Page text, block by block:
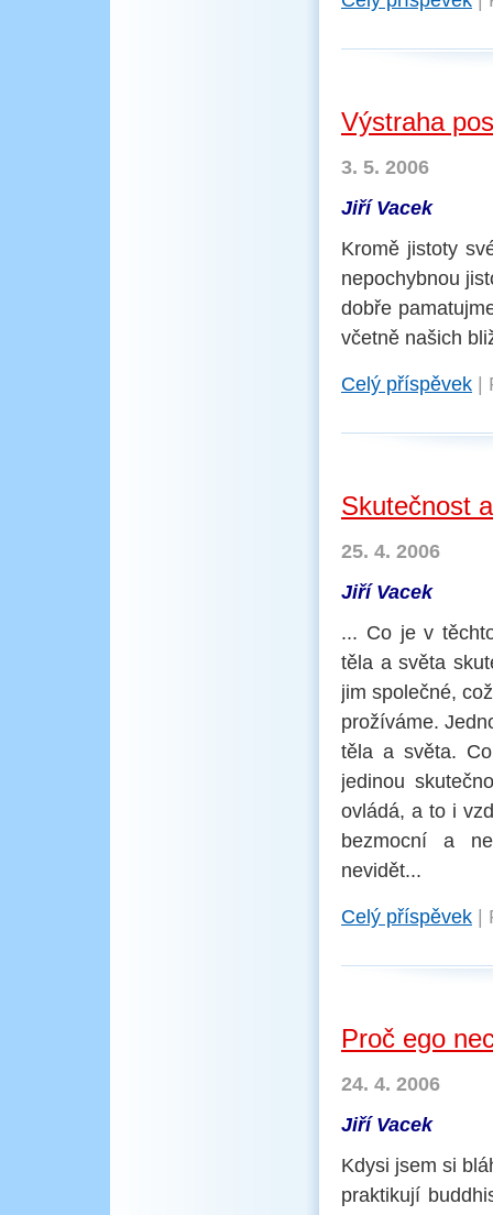
Výstraha
3. 5. 2006
Jiří Vacek
Kromě jistoty
nepochybnou
dobře
včetně našich
Celý příspěvek
Skutečnost
25. 4. 2006
Jiří Vacek
... Co je v
těla a světa
jim společné,
prožíváme.
těla a světa.
jedinou
ovládá, a to i
bezmocní a
nevidět...
Celý příspěvek
Proč ego
24. 4. 2006
Jiří Vacek
Kdysi jsem si
praktikují